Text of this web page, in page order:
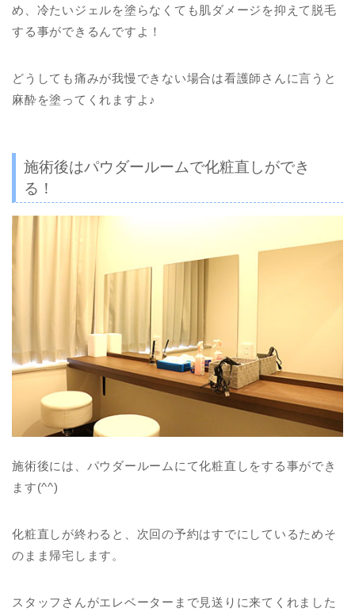
め、冷たいジェルを塗らなくても肌ダメージを抑えて脱毛
する事ができるんですよ！
どうしても痛みが我慢できない場合は看護師さんに言うと
麻酔を塗ってくれますよ♪
施術後はパウダールームで化粧直しができ
る！
施術後には、パウダールームにて化粧直しをする事ができ
ます(^^)
化粧直しが終わると、次回の予約はすでにしているためそ
のまま帰宅します。
スタッフさんがエレベーターまで見送りに来てくれました